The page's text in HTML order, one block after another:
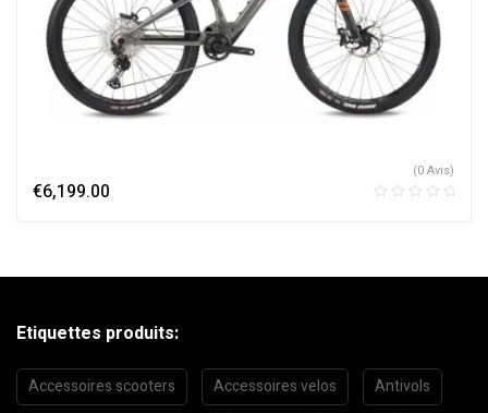
€6,199.00
(0 Avis)
Etiquettes produits:
Accessoires scooters Accessoires velos Antivols